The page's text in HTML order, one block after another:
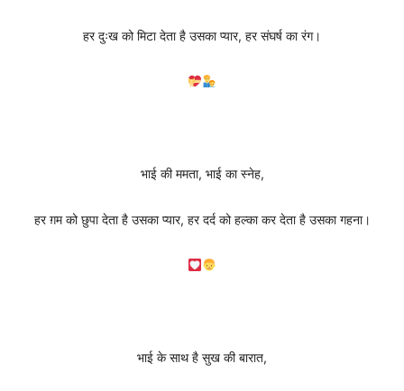
हर दुःख को मिटा देता है उसका प्यार, हर संघर्ष का रंग।
भाई की ममता, भाई का स्नेह,
हर ग़म को छुपा देता है उसका प्यार, हर दर्द को हल्का कर देता है उसका गहना।
भाई के साथ है सुख की बारात,